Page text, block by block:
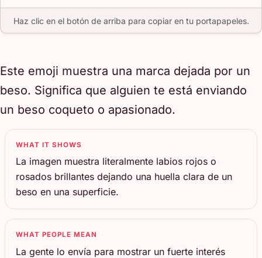
Haz clic en el botón de arriba para copiar en tu portapapeles.
Este emoji muestra una marca dejada por un
beso. Significa que alguien te está enviando
un beso coqueto o apasionado.
WHAT IT SHOWS
La imagen muestra literalmente labios rojos o
rosados brillantes dejando una huella clara de un
beso en una superficie.
WHAT PEOPLE MEAN
La gente lo envía para mostrar un fuerte interés